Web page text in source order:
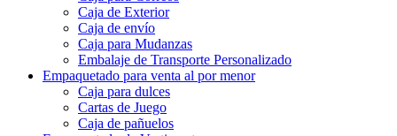
Caja de Exterior
Caja de envío
Caja para Mudanzas
Embalaje de Transporte Personalizado
Empaquetado para venta al por menor
Caja para dulces
Cartas de Juego
Caja de pañuelos